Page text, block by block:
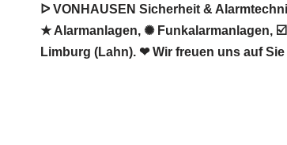
ᐅ VONHAUSEN Sicherheit &
★ Alarmanlagen, ✺ Funkalarmanlagen,
Limburg (Lahn). ❤ Wir freuen uns auf